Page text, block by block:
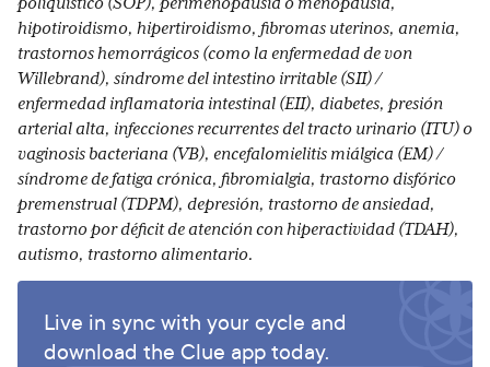
hipotiroidismo, hipertiroidismo, fibromas uterinos, anemia,
trastornos hemorrágicos (como la enfermedad de von
Willebrand), síndrome del intestino irritable (SII) /
enfermedad inflamatoria intestinal (EII), diabetes, presión
arterial alta, infecciones recurrentes del tracto urinario (ITU) o
vaginosis bacteriana (VB), encefalomielitis miálgica (EM) /
síndrome de fatiga crónica, fibromialgia, trastorno disfórico
premenstrual (TDPM), depresión, trastorno de ansiedad,
trastorno por déficit de atención con hiperactividad (TDAH),
autismo, trastorno alimentario.
Live in sync with your cycle and
download the Clue app today.